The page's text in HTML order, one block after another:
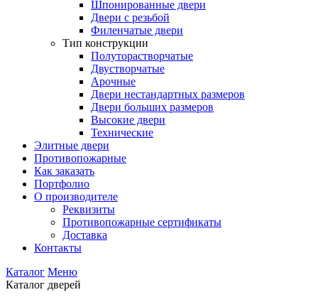
Шпонированные двери
Двери с резьбой
Филенчатые двери
Тип конструкции
Полуторастворчатые
Двустворчатые
Арочные
Двери нестандартных размеров
Двери больших размеров
Высокие двери
Технические
Элитные двери
Противопожарные
Как заказать
Портфолио
О производителе
Реквизиты
Противопожарные сертификаты
Доставка
Контакты
Каталог Меню
Каталог дверей